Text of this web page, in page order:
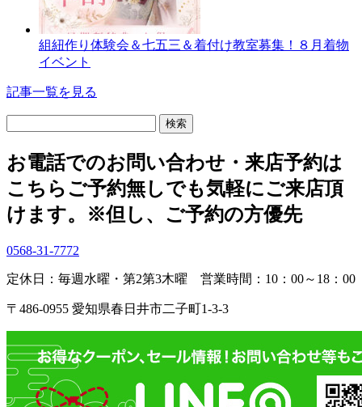
組紐作り体験会＆七五三＆着付け教室募集！８月着物
イベント
記事一覧を見る
お電話でのお問い合わせ・ 来店予約は
こちらご予約無しでも気軽にご来店頂
けます。
※但し、ご予約の方優先
0568-31-7772
定休日：毎週水曜・第2第3木曜 営業時間：10：00～18：00
〒486-0955 愛知県春日井市二子町1-3-3